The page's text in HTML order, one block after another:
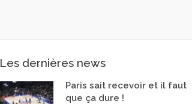
Les dernières news
Paris sait recevoir et il faut
que ça dure !